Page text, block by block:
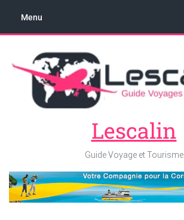
Menu
Lescalin
Guide Voyage et Tourisme